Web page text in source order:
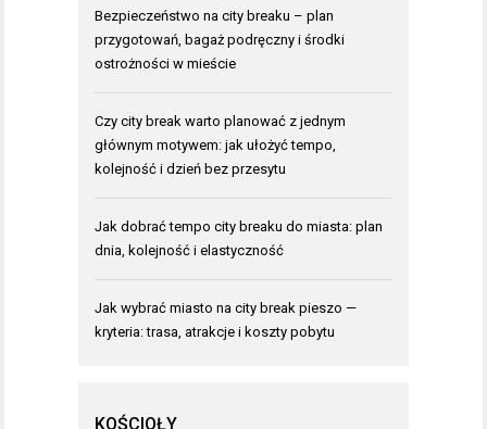
Bezpieczeństwo na city breaku – plan
przygotowań, bagaż podręczny i środki
ostrożności w mieście
Czy city break warto planować z jednym
głównym motywem: jak ułożyć tempo,
kolejność i dzień bez przesytu
Jak dobrać tempo city breaku do miasta: plan
dnia, kolejność i elastyczność
Jak wybrać miasto na city break pieszo —
kryteria: trasa, atrakcje i koszty pobytu
KOŚCIOŁY